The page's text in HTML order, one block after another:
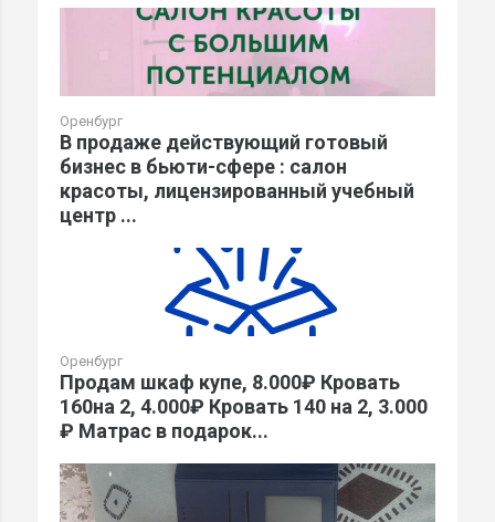
Оренбург
В продаже действующий готовый
бизнес в бьюти-сфере : салон
красоты, лицензированный учебный
центр ...
Оренбург
Продам шкаф купе, 8.000₽ Кровать
160на 2, 4.000₽ Кровать 140 на 2, 3.000
₽ Матрас в подарок...